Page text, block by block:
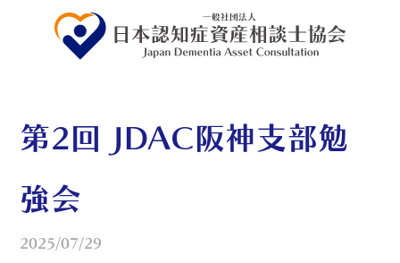
第2回 JDAC阪神支部勉
強会
2025/07/29